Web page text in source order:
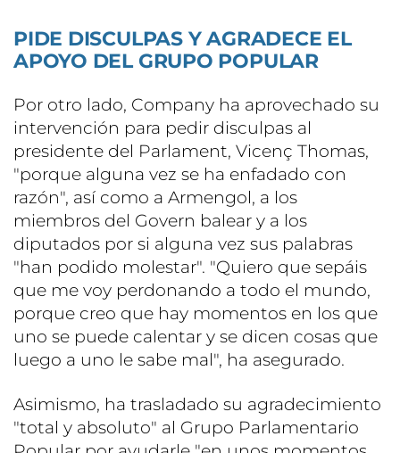
PIDE DISCULPAS Y AGRADECE EL
APOYO DEL GRUPO POPULAR
Por otro lado, Company ha aprovechado su
intervención para pedir disculpas al
presidente del Parlament, Vicenç Thomas,
"porque alguna vez se ha enfadado con
razón", así como a Armengol, a los
miembros del Govern balear y a los
diputados por si alguna vez sus palabras
"han podido molestar". "Quiero que sepáis
que me voy perdonando a todo el mundo,
porque creo que hay momentos en los que
uno se puede calentar y se dicen cosas que
luego a uno le sabe mal", ha asegurado.
Asimismo, ha trasladado su agradecimiento
"total y absoluto" al Grupo Parlamentario